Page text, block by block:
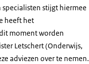
stijgt hiermee
heeft het
moment worden
Letschert (Onderwijs,
adviezen over te nemen.